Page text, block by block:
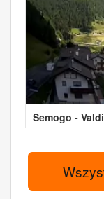
Semogo -